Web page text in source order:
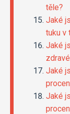
těle?
Jaké
tuku v
Jaké
Jaké
Jaké